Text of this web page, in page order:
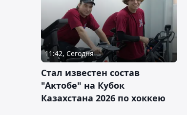
11:42, Сегодня
Стал известен состав
"Актобе" на Кубок
Казахстана 2026 по хоккею